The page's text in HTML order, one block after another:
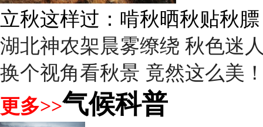
立秋这样过：啃秋晒秋贴秋
湖北神农架晨雾缭绕 秋色迷
换个视角看秋景 竟然这么美
更多>>气候科普